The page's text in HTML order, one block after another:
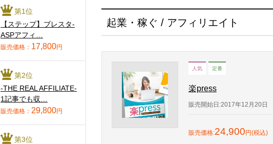
起業・稼ぐ / アフィリエイト
人気 定番
楽press
販売開始日:2017年12月20日
販売価格:24,900 円(税込)
第1位
【ステップ】ブレスタ-
ASPアフィ…
販売価格： 17,800円
第2位
-THE REAL AFFILIATE-
1記事でも収…
販売価格： 29,800円
第3位